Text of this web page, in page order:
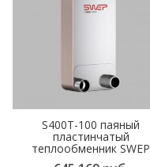
S400T-100 паяный
пластинчатый
теплообменник SWEP